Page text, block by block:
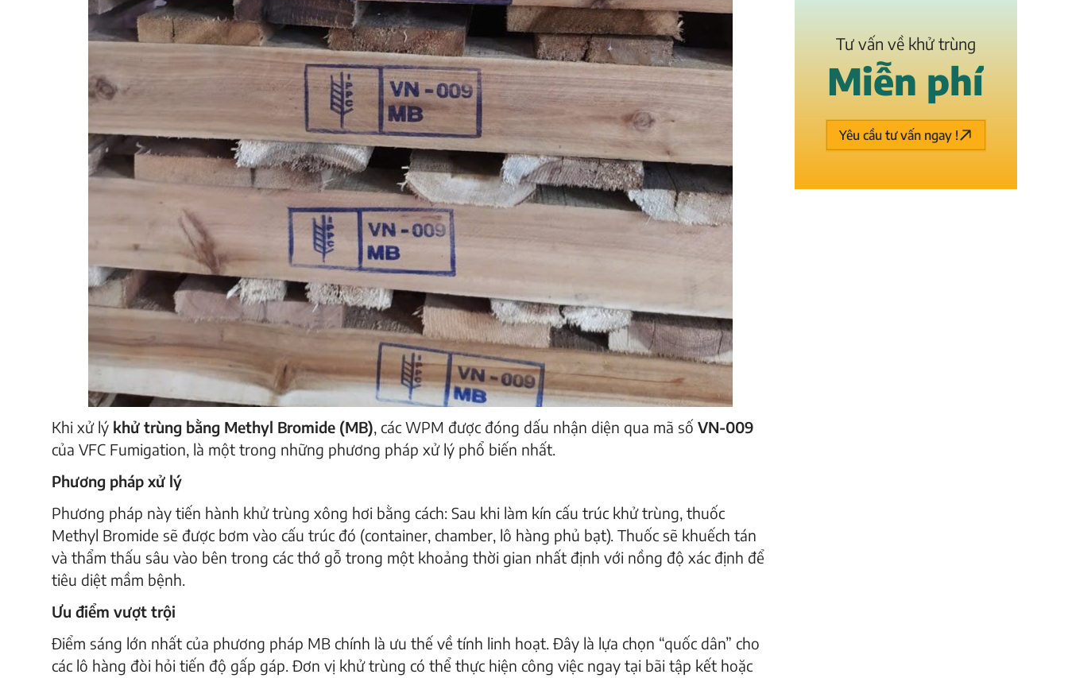
Nhập thông tin cần tìm kiếm
Khi xử lýkhử trùng bằng Methyl Bromide (MB), các WPM được đóng dấu nhận diện qua mã số VN-009
của VFC Fumigation, là một trong những phương pháp xử lý phổ biến nhất.
Phương pháp xử lý
Phương pháp này tiến hành khử trùng xông hơi bằng cách: Sau khi làm kín cấu trúc khử trùng, thuốc
Methyl Bromide sẽ được bơm vào cấu trúc đó (container, chamber, lô hàng phủ bạt). Thuốc sẽ khuếch tán
và thẩm thấu sâu vào bên trong các thớ gỗ trong một khoảng thời gian nhất định với nồng độ xác định để
tiêu diệt mầm bệnh.
Ưu điểm vượt trội
Điểm sáng lớn nhất của phương pháp MB chính là ưu thế về tính linh hoạt. Đây là lựa chọn “quốc dân” cho
các lô hàng đòi hỏi tiến độ gấp gáp. Đơn vị khử trùng có thể thực hiện công việc ngay tại bãi tập kết hoặc
Tư vấn về khử trùng
Miễn phí
Yêu cầu tư vấn ngay !